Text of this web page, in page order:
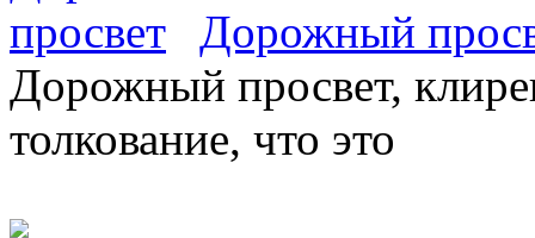
Дорожный
Дорожный просвет,
толкование, что это